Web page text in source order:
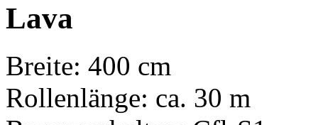
Lava
Breite: 400 cm
Rollenlänge: ca. 30 m